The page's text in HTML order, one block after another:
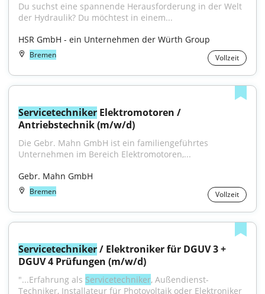
Du suchst eine spannende Herausforderung in der Welt
der Hydraulik? Du möchtest in einem...
HSR GmbH - ein Unternehmen der Würth Group
Bremen Vollzeit
Servicetechniker Elektromotoren /
Antriebstechnik (m/w/d)
Die Gebr. Mahn GmbH ist ein familiengeführtes
Unternehmen im Bereich Elektromotoren,...
Gebr. Mahn GmbH
Bremen Vollzeit
Servicetechniker / Elektroniker für DGUV 3 +
DGUV 4 Prüfungen (m/w/d)
"...Erfahrung als Servicetechniker, Außendienst-
Techniker, Installateur für Photovoltaik oder Elektroniker